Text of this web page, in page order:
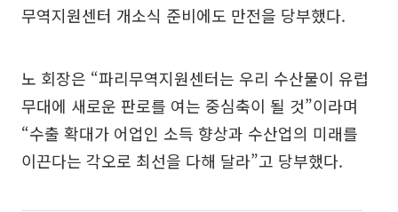
무역지원센터 개소식 준비에도 만전을 당부했다.
노 회장은 “파리무역지원센터는 우리 수산물이 유럽
무대에 새로운 판로를 여는 중심축이 될 것”이라며
“수출 확대가 어업인 소득 향상과 수산업의 미래를
이끈다는 각오로 최선을 다해 달라”고 당부했다.